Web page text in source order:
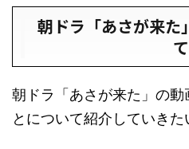
朝ドラ「あさが来た
て
朝ドラ「あさが来た」の動
とについて紹介していきた